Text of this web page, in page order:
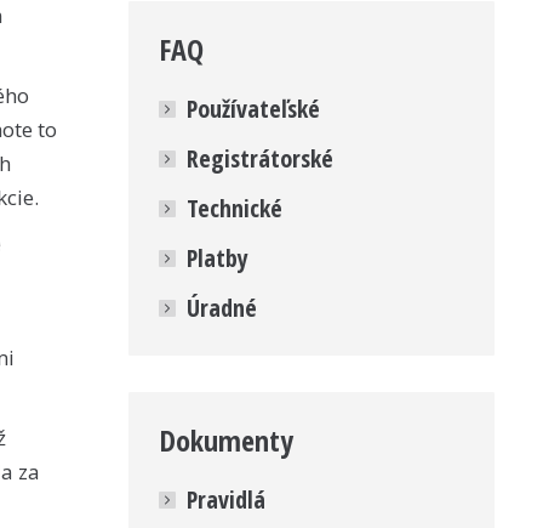
to
za
FAQ
Používateľské
Registrátorské
Technické
Platby
Úradné
Dokumenty
Pravidlá